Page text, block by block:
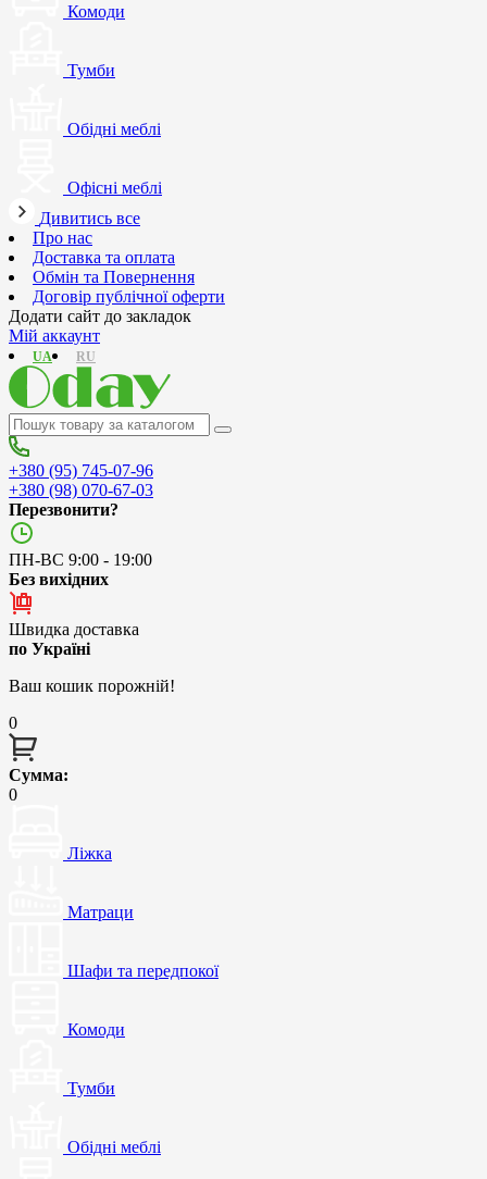
Комоди
Тумби
Обідні меблі
Офісні меблі
Дивитись все
Про нас
Доставка та оплата
Обмін та Повернення
Договір публічної оферти
Додати сайт до закладок
Мій аккаунт
RU
UA
+380 (95) 745-07-96
+380 (98) 070-67-03
Перезвонити?
ПН-ВС 9:00 - 19:00
Без вихідних
Швидка доставка
по Україні
Ваш кошик порожній!
0
Сумма:
0
Ліжка
Матраци
Шафи та передпокої
Комоди
Тумби
Обідні меблі